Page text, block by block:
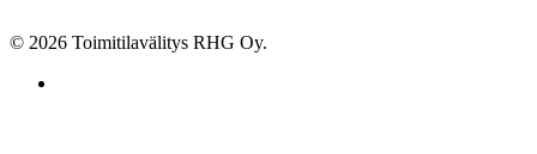
© 2026 Toimitilavälitys RHG Oy.